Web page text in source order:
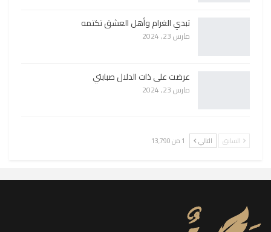
تبدي الغرام وأهل العشق تكتمه
مارس 23, 2024
عرضت على ذات الدلال صبابتي
مارس 23, 2024
السابق التالي 1 من 13٬790